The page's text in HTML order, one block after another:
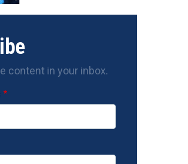
content in your inbox.